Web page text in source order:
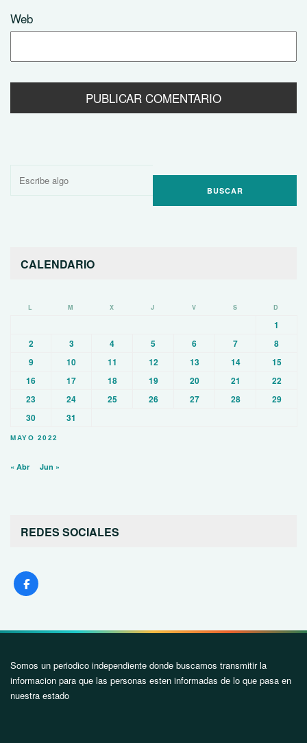
Web
Buscar
CALENDARIO
MAYO 2022
L M X J V S D
1
2
3 4 5 6 7
8
9
10 11 12 13 14
15
16
17 18 19 20 21
22
23
24 25 26 27 28
29
30
31
« Abr Jun »
REDES SOCIALES
Somos un periodico independiente donde buscamos transmitir la
informacion para que las personas esten informadas de lo que pasa en
nuestra estado